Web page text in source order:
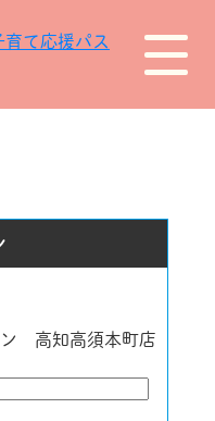
ン 高知高須本町店